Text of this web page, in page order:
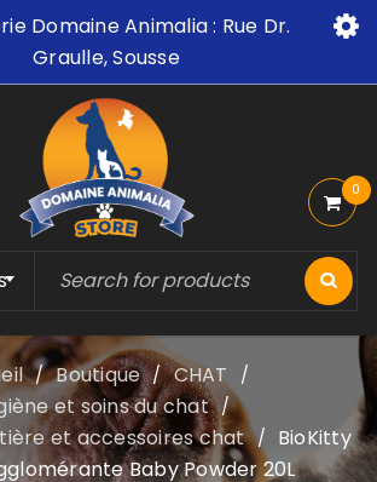
Domaine Animalia : Rue Dr.
Graulle, Sousse
0
/ Boutique / CHAT /
et soins du chat /
et accessoires chat / BioKitty
Baby Powder 20L